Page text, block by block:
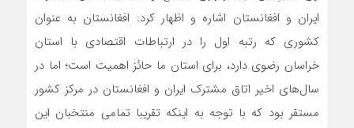
ایران و افغانستان اشاره و اظهار کرد: افغانستان به عنوان
کشوری که رتبه اول را در ارتباطات اقتصادی با استان
خراسان رضوی دارد، برای استان ما حائز اهمیت است؛ اما در
سال‌های اخیر اتاق مشترک ایران و افغانستان در مرکز کشور
مستقر بود که با توجه به اینکه تقریبا تمامی منتخبان این